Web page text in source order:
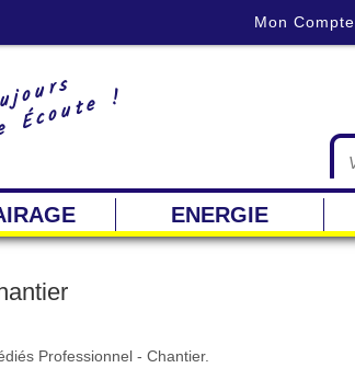
Mon Compte
Écoute !
ENERGIE
Professionnel - Chantier.